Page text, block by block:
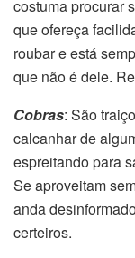
costuma procurar
que ofereça
roubar e está
que não é dele.
Cobras: São
calcanhar de
espreitando para
Se aproveitam
anda
certeiros.